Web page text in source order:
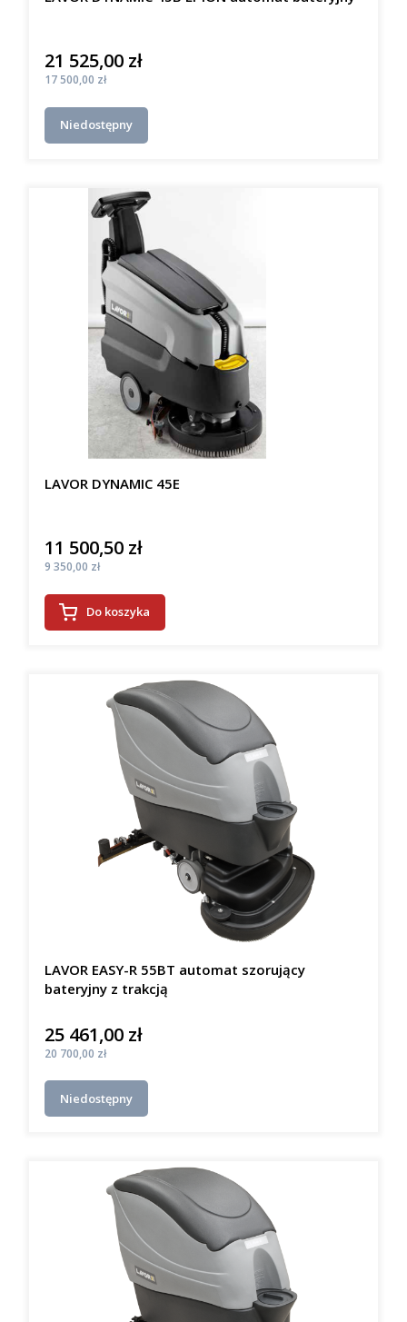
Cena
21 525,00 zł
Cena
17 500,00 zł
Niedostępny
LAVOR DYNAMIC 45E
Cena
11 500,50 zł
Cena
9 350,00 zł
Do koszyka
LAVOR EASY-R 55BT automat szorujący
bateryjny z trakcją
Cena
25 461,00 zł
Cena
20 700,00 zł
Niedostępny